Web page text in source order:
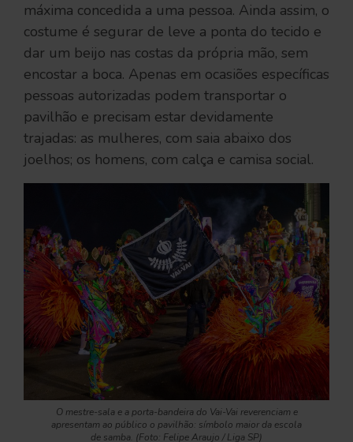
máxima concedida a uma pessoa. Ainda assim, o
costume é segurar de leve a ponta do tecido e
dar um beijo nas costas da própria mão, sem
encostar a boca. Apenas em ocasiões específicas
pessoas autorizadas podem transportar o
pavilhão e precisam estar devidamente
trajadas: as mulheres, com saia abaixo dos
joelhos; os homens, com calça e camisa social.
O mestre-sala e a porta-bandeira do Vai-Vai reverenciam e
apresentam ao público o pavilhão: símbolo maior da escola
de samba. (Foto: Felipe Araujo / Liga SP)